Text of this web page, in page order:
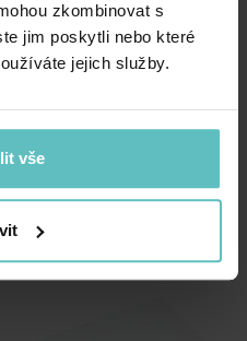
zkombinovat s
jim poskytli nebo které
jejich služby.
vše